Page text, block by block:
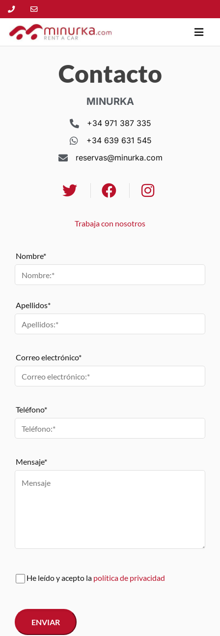
Nombre*
Apellidos*
Correo electrónico*
Teléfono*
Mensaje*
He leído y acepto la política de privacidad
Contacto
MINURKA
+34 971 387 335
+34 639 631 545
reservas@minurka.com
Trabaja con nosotros